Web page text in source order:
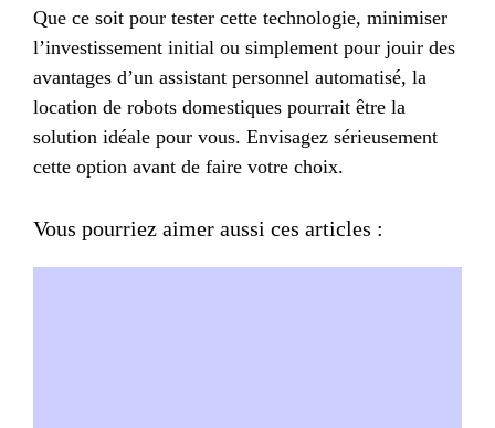
Que ce soit pour tester cette technologie, minimiser
l’investissement initial ou simplement pour jouir des
avantages d’un assistant personnel automatisé, la
location de robots domestiques pourrait être la
solution idéale pour vous. Envisagez sérieusement
cette option avant de faire votre choix.
Vous pourriez aimer aussi ces articles :